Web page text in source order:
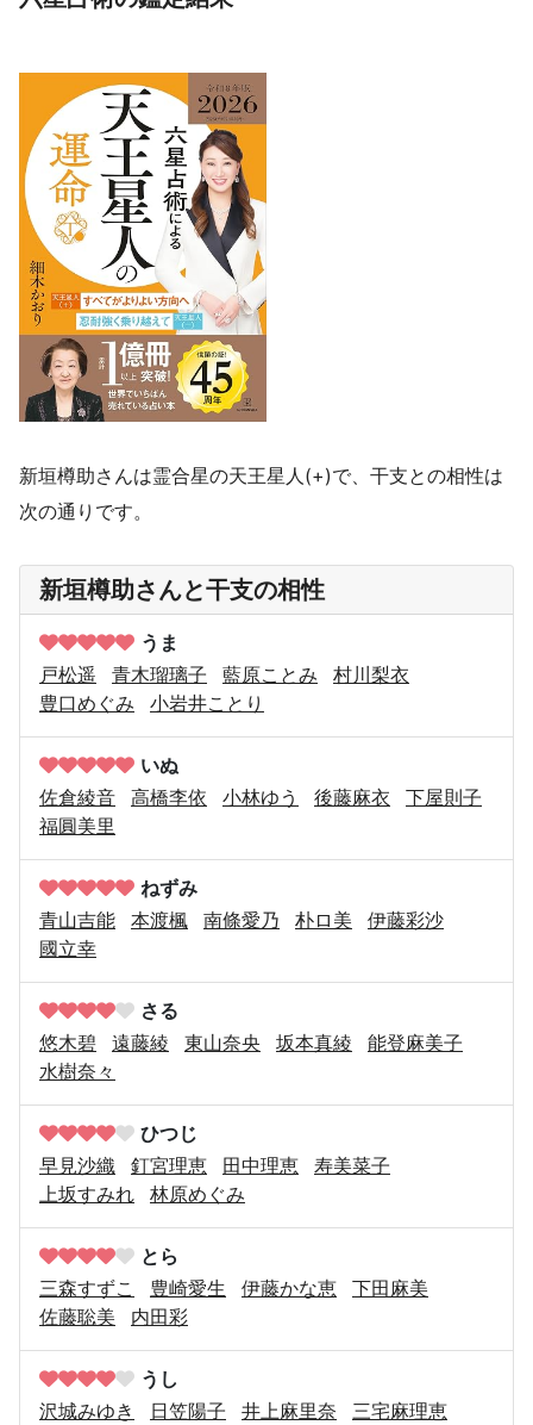
新垣樽助さんは霊合星の天王星人(+)で、干支との相性は
次の通りです。
新垣樽助さんと干支の相性
うま
戸松遥
青木瑠璃子 藍原ことみ
村川梨衣
豊口めぐみ
小岩井ことり
いぬ
佐倉綾音
高橋李依 小林ゆう 後藤麻衣
下屋則子
福圓美里
ねずみ
青山吉能
本渡楓 南條愛乃 朴ロ美
伊藤彩沙
國立幸
さる
悠木碧
遠藤綾 東山奈央 坂本真綾
能登麻美子
水樹奈々
ひつじ
早見沙織
釘宮理恵 田中理恵
寿美菜子
上坂すみれ
林原めぐみ
とら
三森すずこ
豊崎愛生 伊藤かな恵
下田麻美
佐藤聡美
内田彩
うし
沢城みゆき
日笠陽子 井上麻里奈
三宅麻理恵